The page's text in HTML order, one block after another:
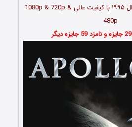
۱۹۹۵
با کیفیت عالی 1080p & 720p &
480p